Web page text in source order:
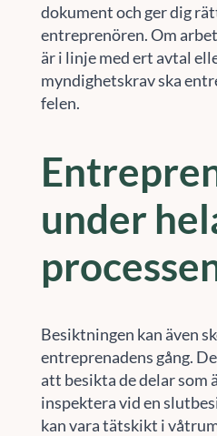
dokument och ger dig
entreprenören. Om
är i linje med ert avtal
myndighetskrav ska
felen.
under
Besiktningen kan även
entreprenadens gång.
att besikta de delar som
inspektera vid en
kan vara tätskikt i